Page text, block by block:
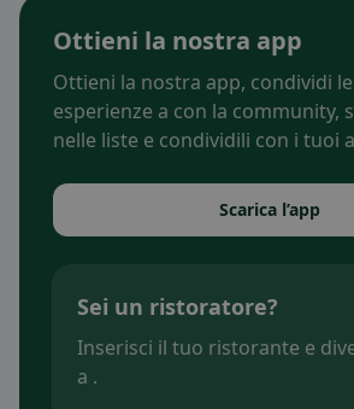
Ottieni la nostra app
Ottieni la nostra app, condividi
esperienze a con la community,
nelle liste e condividili con i tuoi
Scarica l’app
Sei un ristoratore?
Inserisci il tuo ristorante e
a .